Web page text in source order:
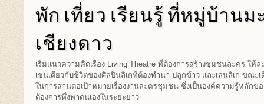
พัก เที่ยว เรียนรู้ ที่หมู่บ้าน
เชียงดาว
เริ่มแนวความคิดเรื่อง Living Theatre ที่ต้องการสร้างชุมชนละคร ให้
เช่นเดียวกับชีวิตของศิลปินลิเกที่ต้องทำนา ปลูกข้าว และเล่นลิเก ขณะ
ในการสานต่อเป้าหมายเรื่องงานละครชุมชน ซึ่งเป็นองค์ความรู้หลักข
ต้องการพึ่งพาตนเองในระยะยาว